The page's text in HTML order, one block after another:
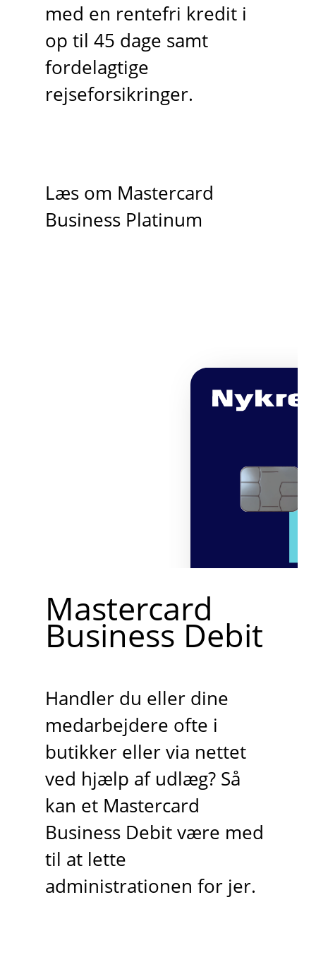
med en rentefri kredit i
op til 45 dage samt
fordelagtige
rejseforsikringer.
Læs om Mastercard
Business Platinum
Mastercard
Business Debit
Handler du eller dine
medarbejdere ofte i
butikker eller via nettet
ved hjælp af udlæg? Så
kan et Mastercard
Business Debit være med
til at lette
administrationen for jer.